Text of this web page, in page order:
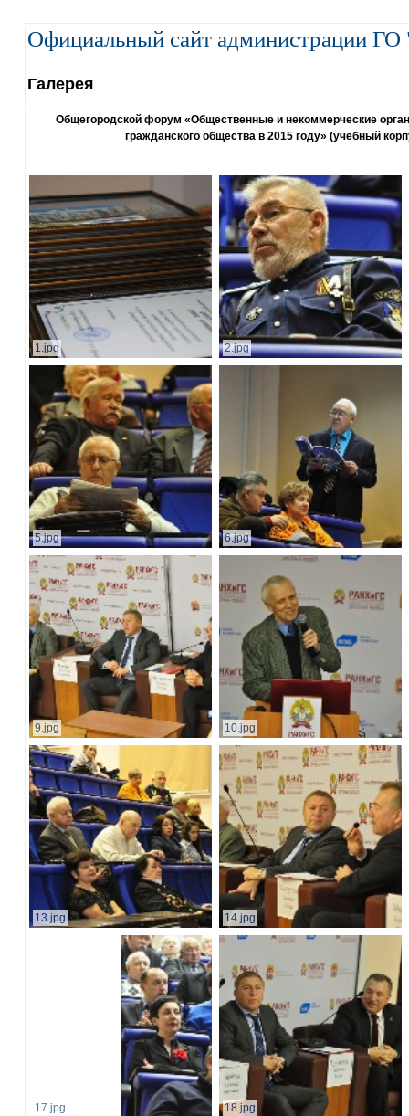
Официальный сайт администрации ГО
Галерея
Общегородской форум «Общественные и некоммерческие
гражданского общества в 2015 году» (учебный
1.jpg 2.jpg
5.jpg 6.jpg
9.jpg 10.jpg
13.jpg 14.jpg
17.jpg 18.jpg